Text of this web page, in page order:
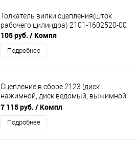
Толкатель вилки сцепления(шток
рабочего цилиндра) 2101-1602520-00
105 руб. / Компл
Подробнее
Сцепление в сборе 2123 (диск
нажимной, диск ведомый, выжимной
подшипник) "БелМаг" BM0206
7 115 руб. / Компл
Подробнее